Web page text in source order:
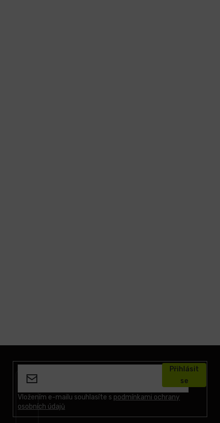
Vložením e-mailu souhlasíte s podmínkami ochrany
osobních údajů
Přihlásit
se